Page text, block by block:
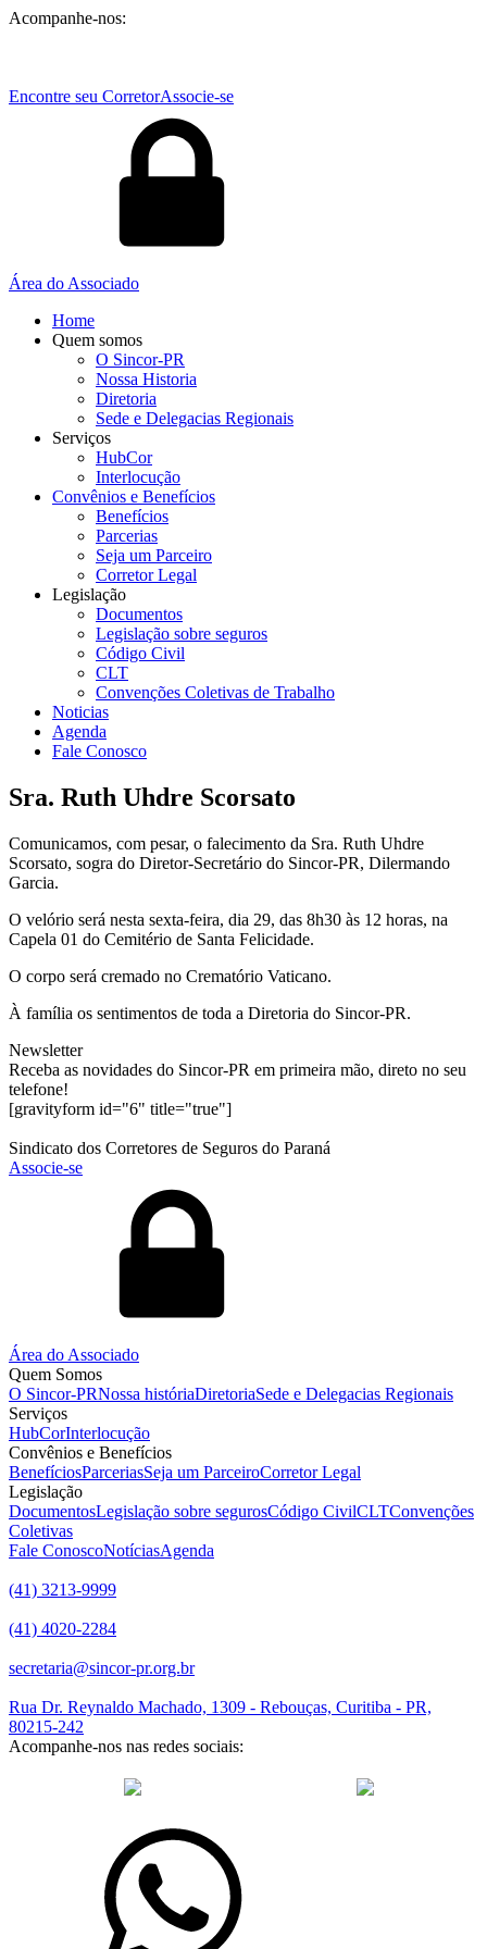
Acompanhe-nos:
Encontre seu CorretorAssocie-se
Área do Associado
Home
Quem somos
O Sincor-PR
Nossa Historia
Diretoria
Sede e Delegacias Regionais
Serviços
HubCor
Interlocução
Convênios e Benefícios
Benefícios
Parcerias
Seja um Parceiro
Corretor Legal
Legislação
Documentos
Legislação sobre seguros
Código Civil
CLT
Convenções Coletivas de Trabalho
Noticias
Agenda
Fale Conosco
Sra. Ruth Uhdre Scorsato
Comunicamos, com pesar, o falecimento da Sra. Ruth Uhdre
Scorsato, sogra do Diretor-Secretário do Sincor-PR, Dilermando
Garcia.
O velório será nesta sexta-feira, dia 29, das 8h30 às 12 horas, na
Capela 01 do Cemitério de Santa Felicidade.
O corpo será cremado no Crematório Vaticano.
À família os sentimentos de toda a Diretoria do Sincor-PR.
Newsletter
Receba as novidades do Sincor-PR em primeira mão, direto no seu
telefone!
[gravityform id="6" title="true"]
Sindicato dos Corretores de Seguros do Paraná
Associe-se
Área do Associado
Quem Somos
O Sincor-PRNossa históriaDiretoriaSede e Delegacias Regionais
Serviços
HubCorInterlocução
Convênios e Benefícios
BenefíciosParceriasSeja um ParceiroCorretor Legal
Legislação
DocumentosLegislação sobre segurosCódigo CivilCLTConvenções
Coletivas
Fale ConoscoNotíciasAgenda
(41) 3213-9999
(41) 4020-2284
secretaria@sincor-pr.org.br
Rua Dr. Reynaldo Machado, 1309 - Rebouças, Curitiba - PR,
80215-242
Acompanhe-nos nas redes sociais: